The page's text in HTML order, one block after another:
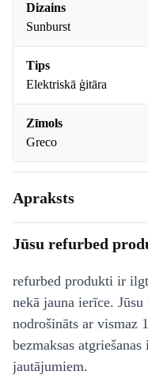
Dizains
Sunburst
Tips
Elektriskā ģitāra
Zīmols
Greco
Apraksts
Jūsu refurbed
refurbed produkti ir
nekā jauna ierīce.
nodrošināts ar vismaz
bezmaksas
jautājumiem.